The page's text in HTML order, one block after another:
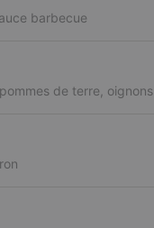
barbecue
de terre, oignons